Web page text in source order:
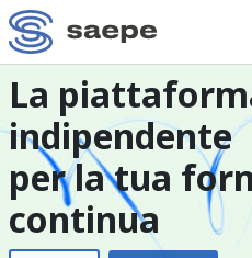
La
indipendente
per la tua
continua